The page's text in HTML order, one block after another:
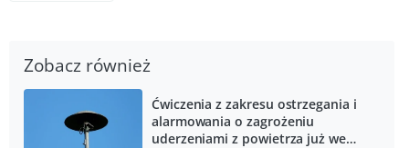
Zobacz również
Ćwiczenia z zakresu ostrzegania i
alarmowania o zagrożeniu
uderzeniami z powietrza już we